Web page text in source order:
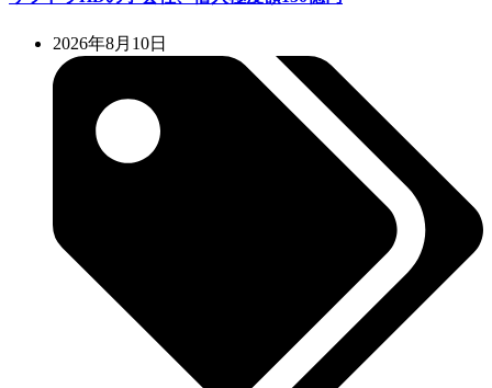
2026年8月10日